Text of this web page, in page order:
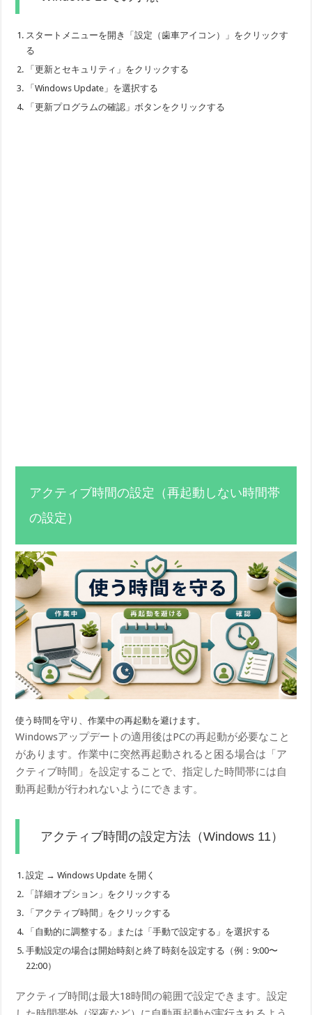
スタートメニューを開き「設定（歯車アイコン）」をクリックす
る
「更新とセキュリティ」をクリックする
「Windows Update」を選択する
「更新プログラムの確認」ボタンをクリックする
アクティブ時間の設定（再起動しない時間帯
の設定）
使う時間を守り、作業中の再起動を避けます。
Windowsアップデートの適用後はPCの再起動が必要なこと
があります。作業中に突然再起動されると困る場合は「ア
クティブ時間」を設定することで、指定した時間帯には自
動再起動が行われないようにできます。
アクティブ時間の設定方法（Windows 11）
設定 → Windows Update を開く
「詳細オプション」をクリックする
「アクティブ時間」をクリックする
「自動的に調整する」または「手動で設定する」を選択する
手動設定の場合は開始時刻と終了時刻を設定する（例：9:00〜
22:00）
アクティブ時間は最大18時間の範囲で設定できます。設定